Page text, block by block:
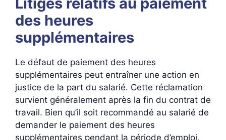
des heures
supplémentaires
Le défaut de paiement des heures
supplémentaires peut entraîner une action en
justice de la part du salarié. Cette réclamation
survient généralement après la fin du contrat de
travail. Bien qu’il soit recommandé au salarié de
demander le paiement des heures
supplémentaires pendant la période d’emploi,